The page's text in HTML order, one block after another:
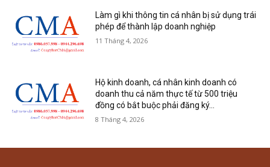
Làm gì khi thông tin cá nhân bị sử dụng trái
phép để thành lập doanh nghiệp
11 Tháng 4, 2026
Hộ kinh doanh, cá nhân kinh doanh có
doanh thu cả năm thực tế từ 500 triệu
đồng có bắt buộc phải đăng ký...
8 Tháng 4, 2026